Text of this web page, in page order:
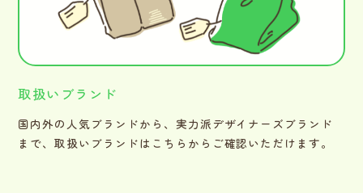
取扱いブランド
国内外の人気ブランドから、実力派デザイナーズブランド
まで、取扱いブランドはこちらからご確認いただけます。